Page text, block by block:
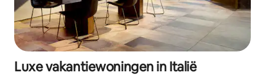
Luxe vakantiewoningen in Italië